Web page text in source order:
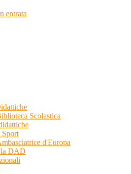
entrata
Scolastica
Sport
d'Europa
DAD